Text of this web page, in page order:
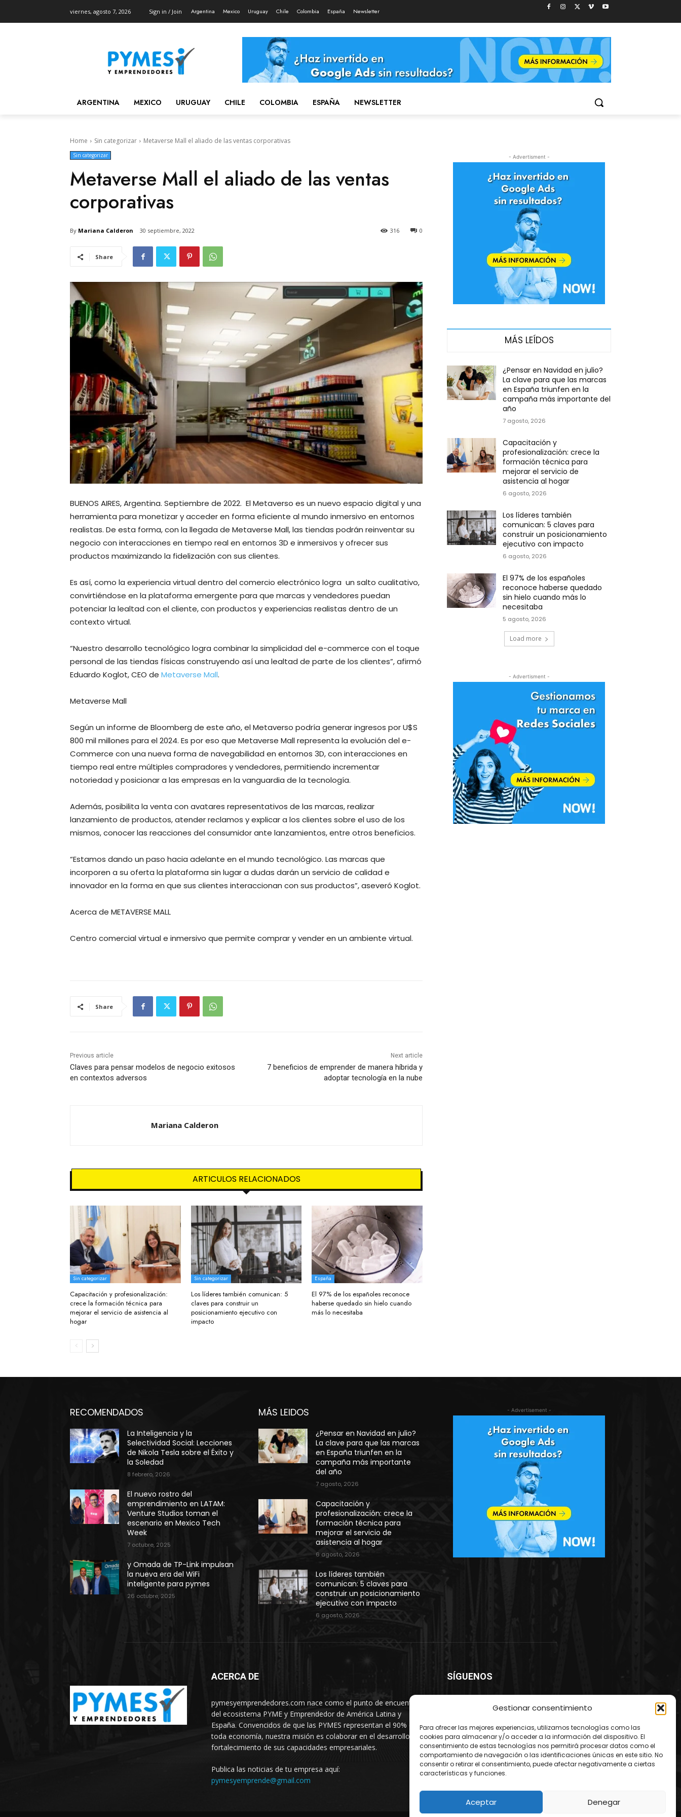
Gestionar consentimiento
Para ofrecer las mejores experiencias, utilizamos tecnologías como las
cookies para almacenar y/o acceder a la información del dispositivo. El
consentimiento de estas tecnologías nos permitirá procesar datos como el
comportamiento de navegación o las identificaciones únicas en este sitio. No
consentir o retirar el consentimiento, puede afectar negativamente a ciertas
características y funciones.
Aceptar Denegar
viernes, agosto 7, 2026 Sign in / Join Argentina Mexico Uruguay Chile Colombia España Newsletter
ARGENTINA MEXICO URUGUAY CHILE COLOMBIA ESPAÑA NEWSLETTER
Home Sin categorizar Metaverse Mall el aliado de las ventas corporativas
Sin categorizar
Metaverse Mall el aliado de las ventas
corporativas
By Mariana Calderon 30 septiembre, 2022 0
316
Share
BUENOS AIRES, Argentina. Septiembre de 2022. El Metaverso es un nuevo espacio digital y una
herramienta para monetizar y acceder en forma eficiente al mundo inmersivo en entornos
realistas. De esta forma, con la llegada de Metaverse Mall, las tiendas podrán reinventar su
negocio con interacciones en tiempo real en entornos 3D e inmersivos y ofrecer sus
productos maximizando la fidelización con sus clientes.
Es así, como la experiencia virtual dentro del comercio electrónico logra un salto cualitativo,
convirtiéndose en la plataforma emergente para que marcas y vendedores puedan
potenciar la lealtad con el cliente, con productos y experiencias realistas dentro de un
contexto virtual.
“Nuestro desarrollo tecnológico logra combinar la simplicidad del e-commerce con el toque
personal de las tiendas físicas construyendo así una lealtad de parte de los clientes”, afirmó
Eduardo Koglot, CEO de Metaverse Mall.
Metaverse Mall
Según un informe de Bloomberg de este año, el Metaverso podría generar ingresos por U$S
800 mil millones para el 2024. Es por eso que Metaverse Mall representa la evolución del e-
Commerce con una nueva forma de navegabilidad en entornos 3D, con interacciones en
tiempo real entre múltiples compradores y vendedores, permitiendo incrementar
notoriedad y posicionar a las empresas en la vanguardia de la tecnología.
Además, posibilita la venta con avatares representativos de las marcas, realizar
lanzamiento de productos, atender reclamos y explicar a los clientes sobre el uso de los
mismos, conocer las reacciones del consumidor ante lanzamientos, entre otros beneficios.
“Estamos dando un paso hacia adelante en el mundo tecnológico. Las marcas que
incorporen a su oferta la plataforma sin lugar a dudas darán un servicio de calidad e
innovador en la forma en que sus clientes interaccionan con sus productos”, aseveró Koglot.
Acerca de METAVERSE MALL
Centro comercial virtual e inmersivo que permite comprar y vender en un ambiente virtual.
Share
Previous article
Claves para pensar modelos de negocio exitosos
en contextos adversos
Next article
7 beneficios de emprender de manera híbrida y
adoptar tecnología en la nube
Mariana Calderon
ARTICULOS RELACIONADOS
Sin categorizar
Capacitación y profesionalización:
crece la formación técnica para
mejorar el servicio de asistencia al
hogar
Sin categorizar
Los líderes también comunican: 5
claves para construir un
posicionamiento ejecutivo con
impacto
España
El 97% de los españoles reconoce
haberse quedado sin hielo cuando
más lo necesitaba
- Advertisment -
MÁS LEÍDOS
¿Pensar en Navidad en julio?
La clave para que las marcas
en España triunfen en la
campaña más importante del
año
7 agosto, 2026
Capacitación y
profesionalización: crece la
formación técnica para
mejorar el servicio de
asistencia al hogar
6 agosto, 2026
Los líderes también
comunican: 5 claves para
construir un posicionamiento
ejecutivo con impacto
6 agosto, 2026
El 97% de los españoles
reconoce haberse quedado
sin hielo cuando más lo
necesitaba
5 agosto, 2026
Load more
- Advertisment -
RECOMENDADOS
La Inteligencia y la
Selectividad Social: Lecciones
de Nikola Tesla sobre el Éxito y
la Soledad
8 febrero, 2026
El nuevo rostro del
emprendimiento en LATAM:
Venture Studios toman el
escenario en Mexico Tech
Week
7 octubre, 2025
y Omada de TP-Link impulsan
la nueva era del WiFi
inteligente para pymes
26 octubre, 2025
MÁS LEIDOS
¿Pensar en Navidad en julio?
La clave para que las marcas
en España triunfen en la
campaña más importante
del año
7 agosto, 2026
Capacitación y
profesionalización: crece la
formación técnica para
mejorar el servicio de
asistencia al hogar
6 agosto, 2026
Los líderes también
comunican: 5 claves para
construir un posicionamiento
ejecutivo con impacto
6 agosto, 2026
- Advertisement -
ACERCA DE
pymesyemprendedores.com nace como el punto de encuentro
del ecosistema PYME y Emprendedor de América Latina y
España. Convencidos de que las PYMES representan el 90% de
toda economía, nuestra misión es colaborar en el desarrollo y
fortalecimiento de sus capacidades empresariales.
Publica las noticias de tu empresa aquí:
pymesyemprende@gmail.com
SÍGUENOS